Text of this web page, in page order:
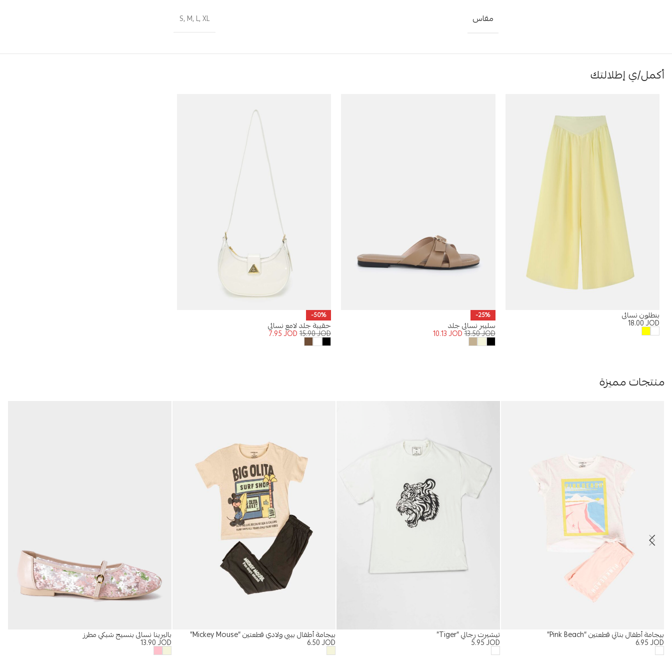
مقاس S, M, L,XL
أكمل/ي إطلالتك
بنطلون نسائي
18.00JOD
-25%
سليبر نسائي جلد
13.50JOD
10.13JOD
-50%
حقيبة جلد لامع نسائي
15.90JOD
7.95JOD
منتجات مميزة
بيجامة أطفال بناتي قطعتين “Pink Beach”
6.95JOD
تيشيرت رجالي “Tiger”
5.95JOD
بيجامة أطفال بيبي ولادي قطعتين “Mickey Mouse”
6.50JOD
باليرينا نسائي بنسيج شبكي مطرز
13.90JOD